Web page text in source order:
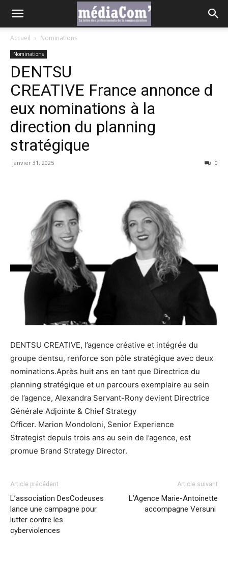
Accueil Nominations
Nominations
DENTSU
CREATIVE France annonce d
eux nominations à la
direction du planning
stratégique
janvier 31, 2025 0
DENTSU CREATIVE, l’agence créative et intégrée du
groupe dentsu, renforce son pôle stratégique avec deux
nominations.Après huit ans en tant que Directrice du
planning stratégique et un parcours exemplaire au sein
de l’agence, Alexandra Servant-Rony devient Directrice
Générale Adjointe & Chief Strategy
Officer. Marion Mondoloni, Senior Experience
Strategist depuis trois ans au sein de l’agence, est
promue Brand Strategy Director.
Article précédent
L’association DesCodeuses
lance une campagne pour
lutter contre les
cyberviolences
Article suivant
L’Agence Marie-Antoinette
accompagne Versuni